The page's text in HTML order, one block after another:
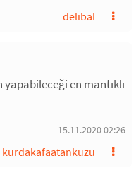
delıbal
en mantıklı
15.11.2020 02:26
kurdakafaatankuzu